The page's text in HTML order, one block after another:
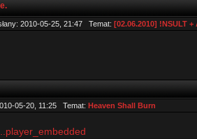
2010-05-25, 21:47 Temat: [02.06.2010] !NSULT
05-20, 11:25 Temat: Heaven Shall Burn